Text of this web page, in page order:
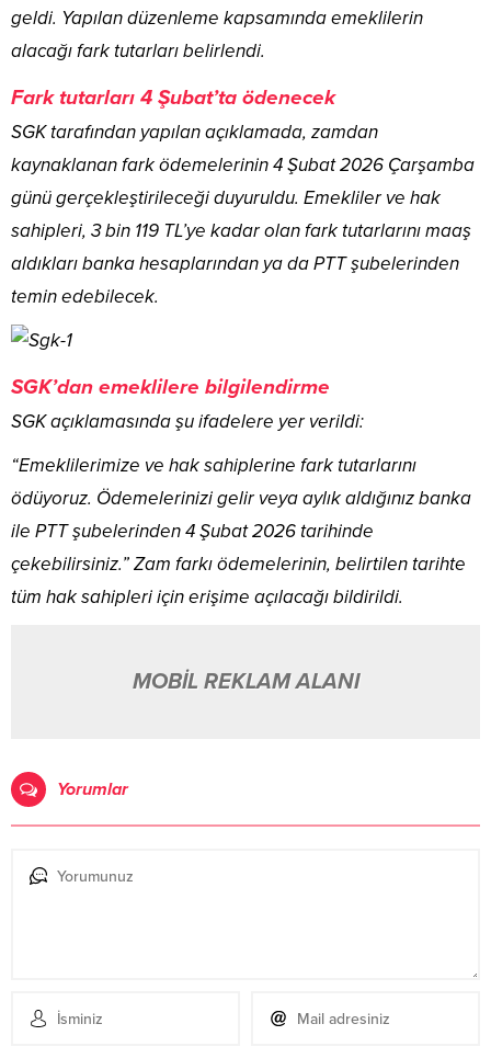
geldi. Yapılan düzenleme kapsamında emeklilerin
alacağı fark tutarları belirlendi.
Fark tutarları 4 Şubat’ta ödenecek
SGK tarafından yapılan açıklamada, zamdan
kaynaklanan fark ödemelerinin 4 Şubat 2026 Çarşamba
günü gerçekleştirileceği duyuruldu. Emekliler ve hak
sahipleri, 3 bin 119 TL’ye kadar olan fark tutarlarını maaş
aldıkları banka hesaplarından ya da PTT şubelerinden
temin edebilecek.
SGK’dan emeklilere bilgilendirme
SGK açıklamasında şu ifadelere yer verildi:
“Emeklilerimize ve hak sahiplerine fark tutarlarını
ödüyoruz. Ödemelerinizi gelir veya aylık aldığınız banka
ile PTT şubelerinden 4 Şubat 2026 tarihinde
çekebilirsiniz.” Zam farkı ödemelerinin, belirtilen tarihte
tüm hak sahipleri için erişime açılacağı bildirildi.
MOBİL REKLAM ALANI
Yorumlar